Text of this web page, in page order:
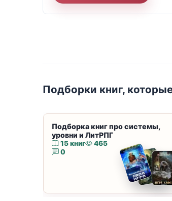
Подборки книг,
Подборка книг про системы,
уровни и ЛитРПГ
15 книг
465
0